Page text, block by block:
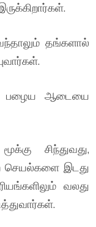
தங்களால்
பழைய ஆடையை
சிந்துவது,
செயல்களை இடது
வலது